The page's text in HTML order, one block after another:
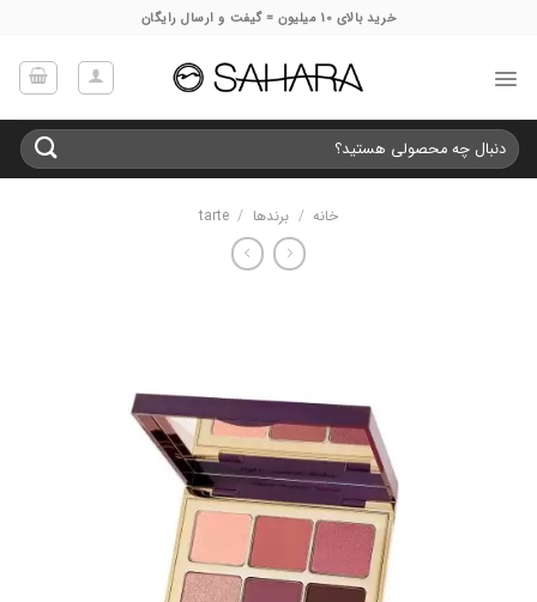
خرید بالای 10 میلیون = گیفت و ارسال رایگان
جستجو
برای:
خانه / برندها /
tarte